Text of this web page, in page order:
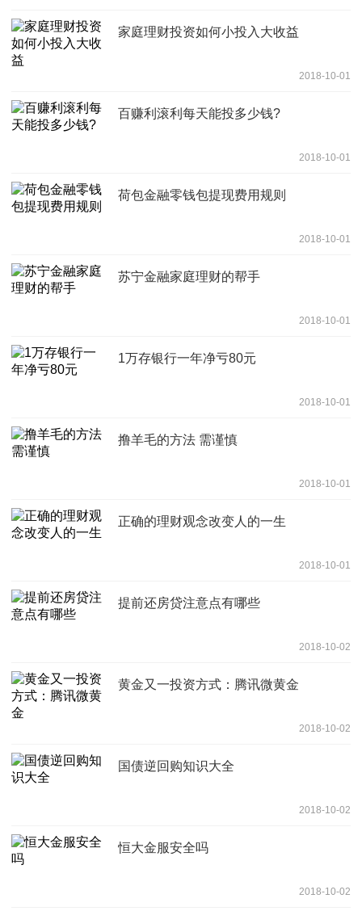
家庭理财投资如何小投入大收益
2018-10-01
百赚利滚利每天能投多少钱?
2018-10-01
荷包金融零钱包提现费用规则
2018-10-01
苏宁金融家庭理财的帮手
2018-10-01
1万存银行一年净亏80元
2018-10-01
撸羊毛的方法 需谨慎
2018-10-01
正确的理财观念改变人的一生
2018-10-01
提前还房贷注意点有哪些
2018-10-02
黄金又一投资方式：腾讯微黄金
2018-10-02
国债逆回购知识大全
2018-10-02
恒大金服安全吗
2018-10-02